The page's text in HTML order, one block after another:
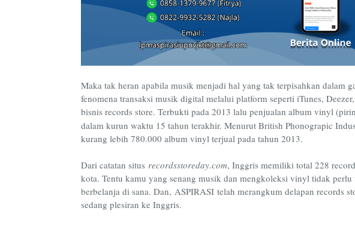
Maka tak heran apabila musik menjadi hal yang tak terpisahkan dalam
fenomena transaksi musik digital melalui platform seperti iTunes,
bisnis records store. Terbukti pada 2013 lalu penjualan album vinyl
dalam kurun waktu 15 tahun terakhir. Menurut British Phonograpic
kurang lebih 780.000 album vinyl terjual pada tahun 2013.
Dari catatan situs recordsstoreday.com, Inggris memiliki total 228
kota. Tentu kamu yang senang musik dan mengkoleksi vinyl tidak
berbelanja di sana. Dan, ASPIRASI telah merangkum delapan records
sedang plesiran ke Inggris.